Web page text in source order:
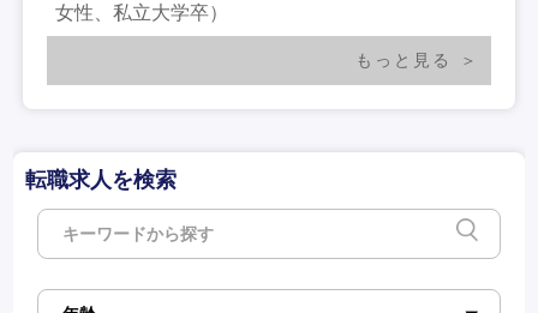
女性、私立大学卒）
もっと見る
転職求人を検索